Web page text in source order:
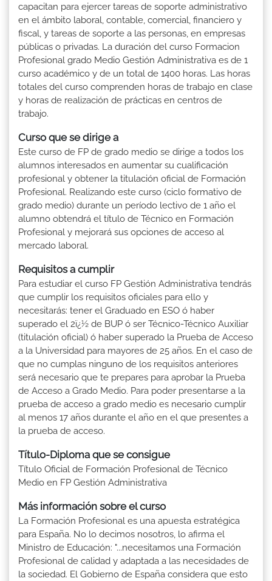
capacitan para ejercer tareas de soporte administrativo
en el ámbito laboral, contable, comercial, financiero y
fiscal, y tareas de soporte a las personas, en empresas
públicas o privadas. La duración del curso Formacion
Profesional grado Medio Gestión Administrativa es de 1
curso académico y de un total de 1400 horas. Las horas
totales del curso comprenden horas de trabajo en clase
y horas de realización de prácticas en centros de
trabajo.
Curso que se dirige a
Este curso de FP de grado medio se dirige a todos los
alumnos interesados en aumentar su cualificación
profesional y obtener la titulación oficial de Formación
Profesional. Realizando este curso (ciclo formativo de
grado medio) durante un período lectivo de 1 año el
alumno obtendrá el título de Técnico en Formación
Profesional y mejorará sus opciones de acceso al
mercado laboral.
Requisitos a cumplir
Para estudiar el curso FP Gestión Administrativa tendrás
que cumplir los requisitos oficiales para ello y
necesitarás: tener el Graduado en ESO ó haber
superado el 2ï¿½ de BUP ó ser Técnico-Técnico Auxiliar
(titulación oficial) ó haber superado la Prueba de Acceso
a la Universidad para mayores de 25 años. En el caso de
que no cumplas ninguno de los requisitos anteriores
será necesario que te prepares para aprobar la Prueba
de Acceso a Grado Medio. Para poder presentarse a la
prueba de acceso a grado medio es necesario cumplir
al menos 17 años durante el año en el que presentes a
la prueba de acceso.
Título-Diploma que se consigue
Título Oficial de Formación Profesional de Técnico
Medio en FP Gestión Administrativa
Más información sobre el curso
La Formación Profesional es una apuesta estratégica
para España. No lo decimos nosotros, lo afirma el
Ministro de Educación: "...necesitamos una Formación
Profesional de calidad y adaptada a las necesidades de
la sociedad. El Gobierno de España considera que esto